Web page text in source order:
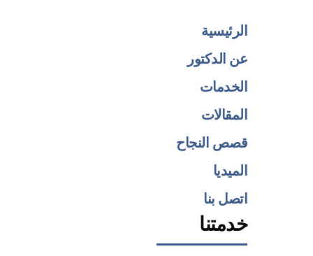
الرئيسية
عن الدكتور
الخدمات
المقالات
قصص النجاح
الميديا
اتصل بنا
خدمتنا